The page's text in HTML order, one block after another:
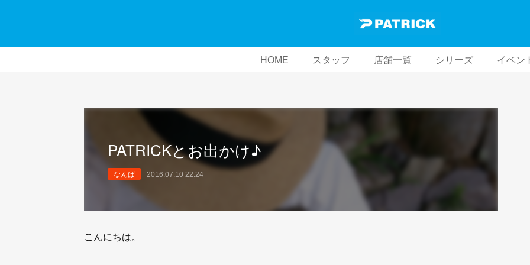
HOME スタッフ 店舗一覧 シリーズ イベン
PATRICKとお出かけ♪
なんば 2016.07.10 22:24
こんにちは。